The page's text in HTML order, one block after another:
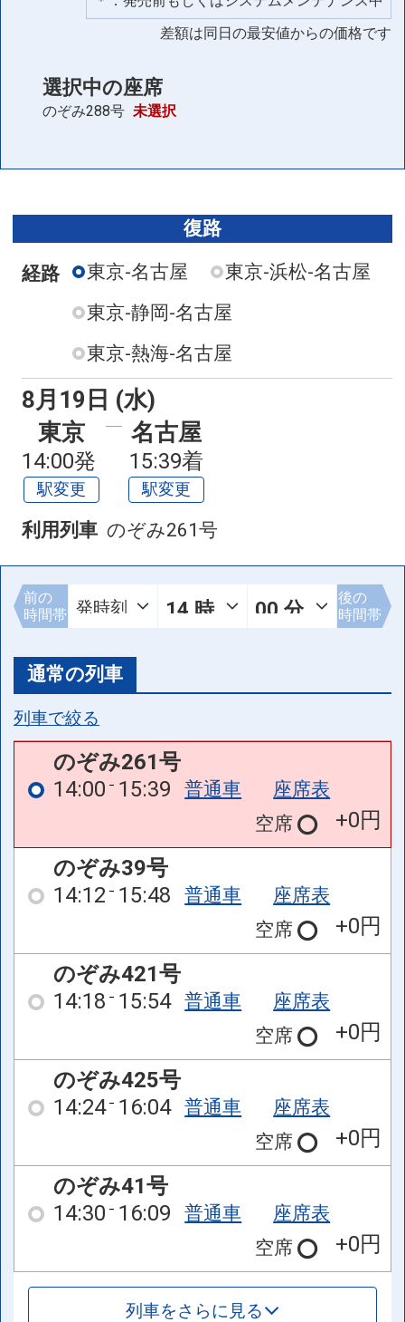
差額は同日の最安値からの価格です
選択中の座席
のぞみ288号 未選択
復路
経路 東京-名古屋
東京-浜松-名古屋
東京-静岡-名古屋
東京-熱海-名古屋
8月19日 (水)
東京
14:00発
駅変更
名古屋
15:39着
駅変更
利用列車 のぞみ261号
前の
時間帯
後の
時間帯
通常の列車
列車で絞る
のぞみ261号
14:00 15:39 普通車
座席表
空席
+0円
のぞみ39号
14:12 15:48 普通車
座席表
空席
+0円
のぞみ421号
14:18 15:54 普通車
座席表
空席
+0円
のぞみ425号
14:24 16:04 普通車
座席表
空席
+0円
のぞみ41号
14:30 16:09 普通車
座席表
空席
+0円
列車をさらに見る